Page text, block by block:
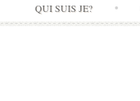
QUI SUIS JE?